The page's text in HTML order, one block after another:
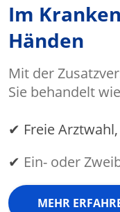
Im
Händen
Mit der
Sie behandelt
✔ Freie
✔ Ein- oder
MEHR